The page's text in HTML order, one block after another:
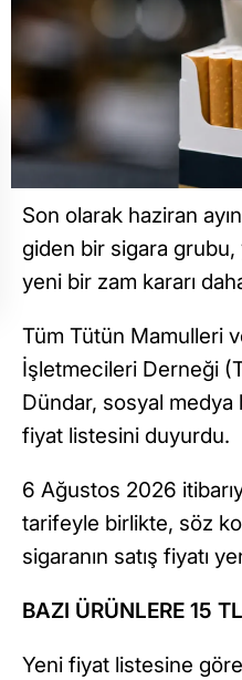
Son olarak haziran
giden bir sigara grubu,
yeni bir zam kararı
Tüm Tütün Mamulleri
İşletmecileri Derneği
Dündar, sosyal medya
fiyat listesini duyurdu.
6 Ağustos 2026
tarifeyle birlikte, söz
sigaranın satış fiyatı
BAZI ÜRÜNLERE 15
Yeni fiyat listesine